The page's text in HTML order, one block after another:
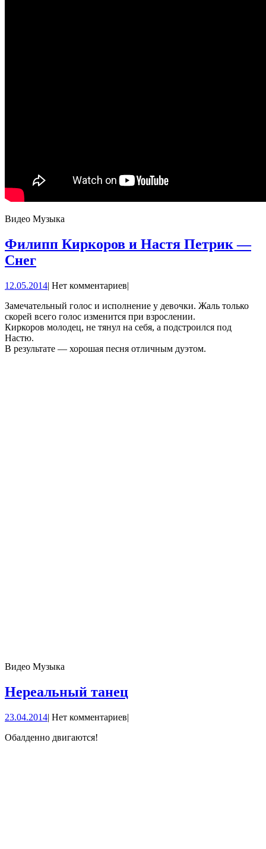
Видео Музыка
Филипп Киркоров и Настя Петрик —
СнегФилипп
и
Настя
Петрик
Снег
12.05.201412.05.2014
| Нет комментариев|
Замечательный голос и исполнение у девочки. Жаль только
скорей всего голос изменится при взрослении.
Киркоров молодец, не тянул на себя, а подстроился под
Настю.
В результате — хорошая песня отличным дуэтом.
Видео Музыка
Нереальный танецНереальный
23.04.201423.04.2014
| Нет комментариев|
Обалденно двигаются!